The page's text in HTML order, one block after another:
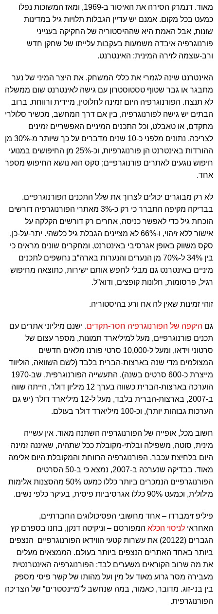
מאוד. דנמרק הסירה את האיסור ב-1969, ומאז המשוכות נפלו
כמעט בכל מקום. אמנם יש עדיין הגבלות תלויות גיל במדינות
שונות, אבל האמת היא שההיסטוריה של החקיקה בענייני
פורנוגרפיה איבדה משמעות בעקבות עלייתו של שחקן חדש
ורב-עוצמה לזירה המינית: האינטרנט.
האינטרנט שינה לגמרי את כללי המשחק. את היצר המיני של נער
מתבגר או גבר שטוף טסטוסטרון עם גישה לאינטרנט שום ממשלה
לא תנצח. הפורנוגרפיה היום זמינה לחלוטין, מיידית ורווחת. ברוב
הבתים יש גישה לפורנוגרפיה, בין אם דרך המחשב, מכשיר סלולרי
מתקדם, או טאבלט, וכל התכנים המיניים האפשריים זמינים
לצריכה. נתונים מלפני כ-10 שנים מדברים על כך שיותר מ-30% מן
ההורדות באינטרנט הן פורנוגרפיות, וכ-25% מן החיפושים במנועי
חיפוש נוגעים לאתרים פורנוגרפיים; סקס הוא נושא החיפוש מספר
אחד.
לא רק מבוגרים יכולים לצרוך את שלל התכנים הפורנוגרפיים.
בבדיקה מקיפה התברר כי רק כ-3% מאתרי הפורנוגרפיה דורשים
הוכחת גיל כדי לאפשר כניסה, אחרים רק דורשים הקלקה על
אישור ללא זיהוי, ו-66% לא מציינים הגבלת גיל כלשהי. יתר-על-כן,
סקס משווק באופן אגרסיבי באינטרנט, ומחקרים שונים מראים כי
בין 34% ל-70% מן הנערים והנערות בארה”ב נחשפים לתכנים
מיניים באינטרנט גם מבלי לחפש אותם ישירות, כתוצאה מחיפוש
רגיל, פרסומות, חלונות קופצים, ודוא”ל.
זוהי זמינות שאין לה אח ורע בהיסטוריה.
גם היקפה של הפורנוגרפיה חסר-תקדים. ישנם מיליוני אתרים עם
תכנים פורנוגרפיים, מעל למיליארד תמונות, מספר עצום של
סרטוני וידאו, ומעל ל-10,000 סרטי פורנו מלאים חדשים
המצולמים מדי שנה בארצות-הברית בלבד (לשם השוואה, הוליווד
מייצרת כ-600 סרטים בשנה). התעשייה הפורנוגרפית, שב-1970
הוערכה בארצות-הברית כשווה בערך 12 מיליון דולר, הייתה שווה
ב-2007, בארצות-הברית בלבד, מעל ל-12 מיליארד דולר (יש גם
הערכות גבוהות יותר), וכ-100 מיליארד דולר בעולם.
חשוב מכל, אופייה של הפורנוגרפיה השתנה מאוד. אין עשייה
מינית, סוטה, משפילה ובלתי-מקובלת ככל שתהיה, שאיננה זמינה
היום בלחיצת עכבר. הפורנוגרפיה הרווחת והמקובלת היום אלימה
מאוד. בבדיקה שנערכה ב-2007, נמצא כי ב-50 הסרטים
הפורנוגרפיים הנמכרים ביותר כללו כמעט 50% מהסצנות אלימות
מילולית, וכמעט 90% כללו אגרסיביות פיסית, בעיקר כלפי נשים.
פיליפ זימברדו – אחד מחשובי הפסיכולוגים החברתיים,
האחראי לניסוי הכלא המפורסם – וניקיטה דנקן, בחנו בספרם קץ
הגברים (20122) את עשרות קטעי הווידאו הפורנוגרפיים הנצפים
ביותר באחד האתרים הנצפים ביותר בעולם. הממצאים מעלים
את מה שרוב הקוראים משערים לבד: הפורנוגרפיה האינטרנטית
מעבירה מסר גרוע מאוד על מין ועל מהותו של קשר פיסי מספק
בין בני-זוג. מדובר, כאמור, במה שנחשב ל”מיינסטרים” של הצריכה
הפורנוגרפית.